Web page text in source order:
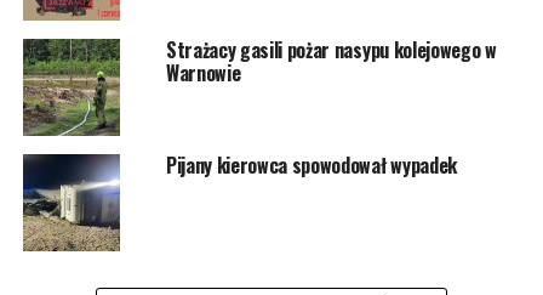
2490 odsłon
POWIĄZANE TEMATY:
NASTĘPNY
Porozmawiają o historii Pomorza Zachodniego
NIE PRZEGAP
Murawa w Wolinie jak nowa. Stadion przygotowany na
sobotni mecz
Strażacy gasili pożar nasypu kolejowego w
Warnowie
Pijany kierowca spowodował wypadek